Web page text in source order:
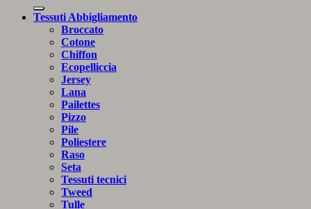
Tessuti Abbigliamento
Broccato
Cotone
Chiffon
Ecopelliccia
Jersey
Lana
Pailettes
Pizzo
Pile
Poliestere
Raso
Seta
Tessuti tecnici
Tweed
Tulle